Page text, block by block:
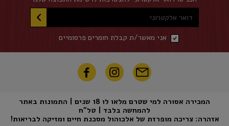
דואר אלקטרוני
אני מאשר/ת קבלת חומרים פרסומיים
המכירה אסורה למי שטרם מלאו לו 18 שנים | התמונות באתר
להמחשה בלבד | טל"ח
אזהרה: צריכה מופרזת של אלכוהול מסכנת חיים ומזיקה לבריאות!